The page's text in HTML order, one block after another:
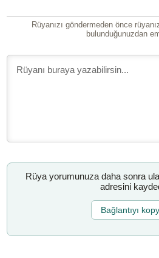
Rüyanızı göndermeden önce
bulunduğunuzdan
Rüya yorumunuza daha sonra
adresini
Bağlantıyı